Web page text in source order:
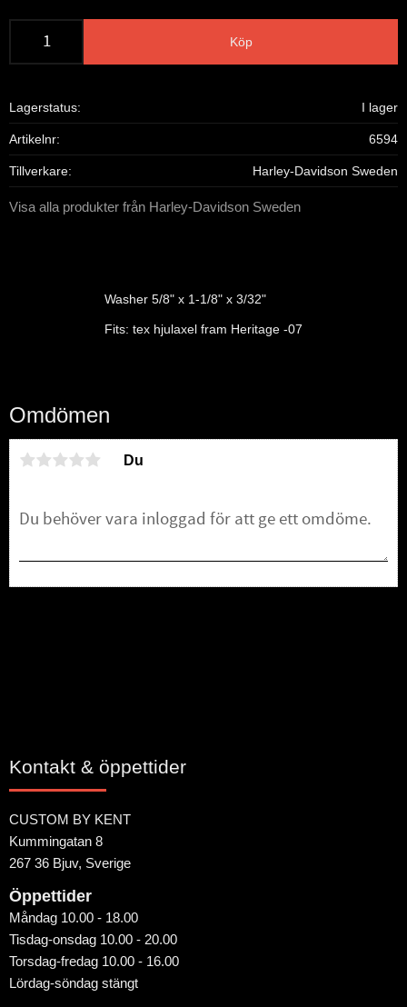
Köp
Lagerstatus I lager
Artikelnr 6594
Tillverkare Harley-Davidson Sweden
Visa alla produkter från Harley-Davidson Sweden
Washer 5/8" x 1-1/8" x 3/32"
Fits: tex hjulaxel fram Heritage -07
Omdömen
Du
Kontakt & öppettider
CUSTOM BY KENT
Kummingatan 8
267 36 Bjuv, Sverige
Öppettider
Måndag 10.00 - 18.00
Tisdag-onsdag 10.00 - 20.00
Torsdag-fredag 10.00 - 16.00
Lördag-söndag stängt